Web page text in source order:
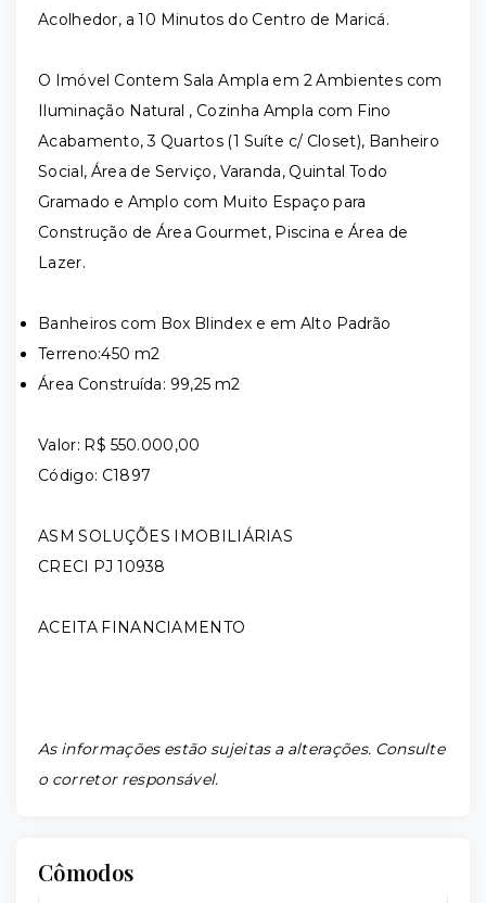
Acolhedor, a 10 Minutos do Centro de Maricá.
O Imóvel Contem Sala Ampla em 2 Ambientes com
Iluminação Natural , Cozinha Ampla com Fino
Acabamento, 3 Quartos (1 Suíte c/ Closet), Banheiro
Social, Área de Serviço, Varanda, Quintal Todo
Gramado e Amplo com Muito Espaço para
Construção de Área Gourmet, Piscina e Área de
Lazer.
Banheiros com Box Blindex e em Alto Padrão
Terreno:450 m2
Área Construída: 99,25 m2
Valor: R$ 550.000,00
Código: C1897
ASM SOLUÇÕES IMOBILIÁRIAS
CRECI PJ 10938
ACEITA FINANCIAMENTO
As informações estão sujeitas a alterações. Consulte
o corretor responsável.
Cômodos